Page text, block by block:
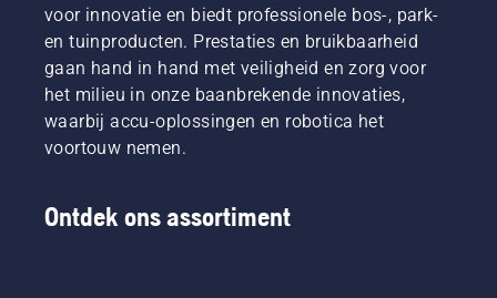
voor innovatie en biedt professionele bos-, park-
en tuinproducten. Prestaties en bruikbaarheid
gaan hand in hand met veiligheid en zorg voor
het milieu in onze baanbrekende innovaties,
waarbij accu-oplossingen en robotica het
voortouw nemen.
Ontdek ons assortiment